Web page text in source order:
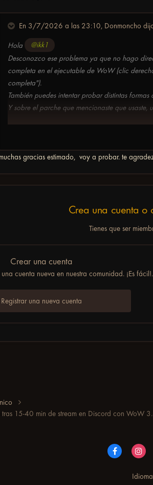
En 3/7/2026 a las 23:10, Donmoncho
Hola
@ikk1
Desconozco ese problema ya que no hago
completa en el ejecutable de WoW (clic
completa").
También puedes intentar probar distintas
Y sobre el parche que mencionaste que usaste,
No te aseguro que te pueda funcionar. Si no
y coméntale a ver si tuvo un problema similar y
gracias estimado, voy a probar. te
Crea una cuenta o
Tienes que ser
Crear una cuenta
cuenta nueva en nuestra comunidad. ¡Es fácil!.
Registrar una nueva cuenta
tras 15-40 min de stream en Discord con WoW
Idioma